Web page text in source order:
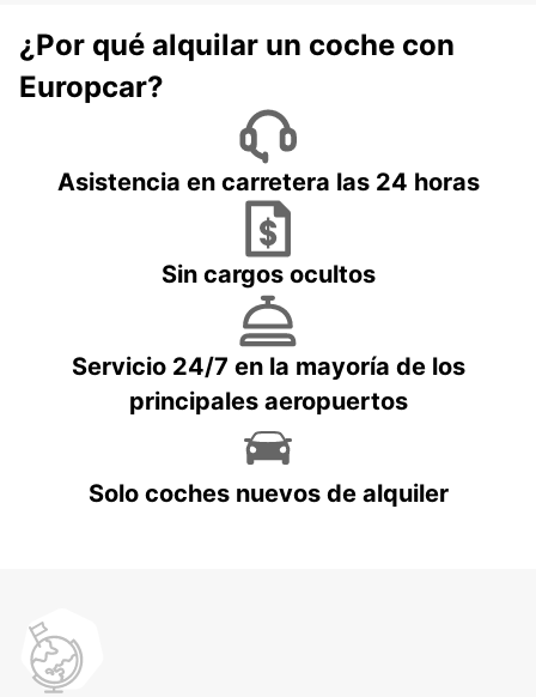
¿Por qué alquilar un coche con
Europcar?
Asistencia en carretera las 24 horas
Sin cargos ocultos
Servicio 24/7 en la mayoría de los
principales aeropuertos
Solo coches nuevos de alquiler